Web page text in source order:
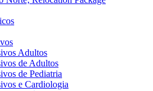
Adultos
de Adultos
de Pediatria
e Cardiologia